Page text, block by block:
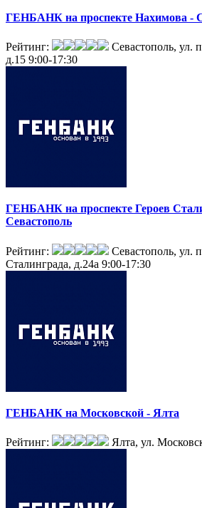
ГЕНБАНК на проспекте Нахимова -
Рейтинг:
Севастополь, ул.
д.15 9:00-17:30
ГЕНБАНК на проспекте Героев
Севастополь
Рейтинг:
Севастополь, ул.
Сталинграда, д.24а 9:00-17:30
ГЕНБАНК на Московской - Ялта
Рейтинг: Ялта, ул.